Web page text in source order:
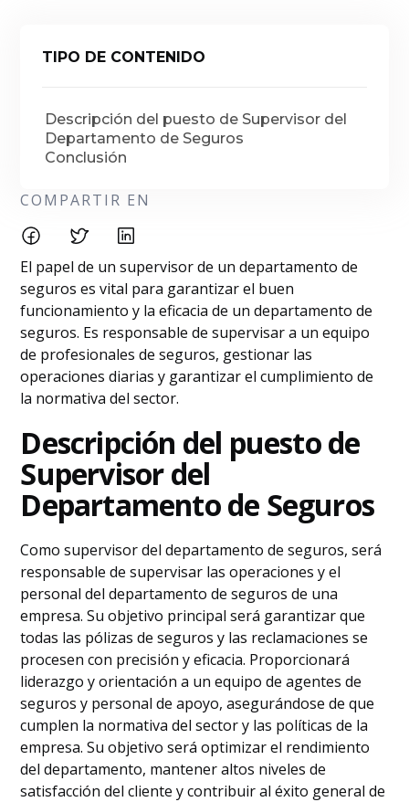
TIPO DE CONTENIDO
Descripción del puesto de Supervisor del
Departamento de Seguros
Conclusión
COMPARTIR EN
El papel de un supervisor de un departamento de
seguros es vital para garantizar el buen
funcionamiento y la eficacia de un departamento de
seguros. Es responsable de supervisar a un equipo
de profesionales de seguros, gestionar las
operaciones diarias y garantizar el cumplimiento de
la normativa del sector.
Descripción del puesto de
Supervisor del
Departamento de Seguros
Como supervisor del departamento de seguros, será
responsable de supervisar las operaciones y el
personal del departamento de seguros de una
empresa. Su objetivo principal será garantizar que
todas las pólizas de seguros y las reclamaciones se
procesen con precisión y eficacia. Proporcionará
liderazgo y orientación a un equipo de agentes de
seguros y personal de apoyo, asegurándose de que
cumplen la normativa del sector y las políticas de la
empresa. Su objetivo será optimizar el rendimiento
del departamento, mantener altos niveles de
satisfacción del cliente y contribuir al éxito general de